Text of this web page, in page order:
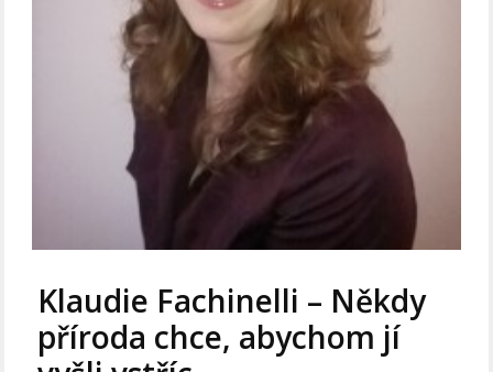
Klaudie Fachinelli – Někdy
příroda chce, abychom jí